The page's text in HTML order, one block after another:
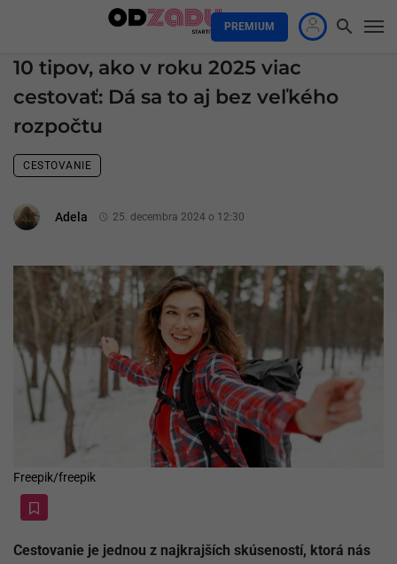
PREMIUM
10 tipov, ako v roku 2025 viac
cestovať: Dá sa to aj bez veľkého
rozpočtu
CESTOVANIE
Adela 25. decembra 2024 o 12:30
Freepik/freepik
Cestovanie je jednou z najkrajších skúseností, ktorá nás